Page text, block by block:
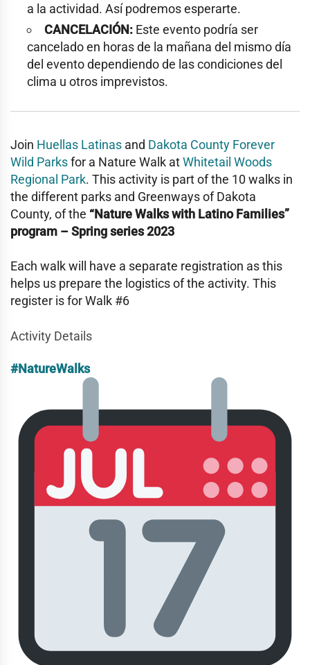
a la actividad. Así podremos esperarte.
CANCELACIÓN: Este evento podría ser
cancelado en horas de la mañana del mismo día
del evento dependiendo de las condiciones del
clima u otros imprevistos.
Join Huellas Latinas and Dakota County Forever
Wild Parksfor a Nature Walk atWhitetail Woods
Regional Park. This activity is part of the 10 walks in
the different parks and Greenways of Dakota
County, of the “Nature Walks with Latino Families”
program – Spring series 2023
Each walk will have a separate registration as this
helps us prepare the logistics of the activity. This
register is for Walk #6
Activity Details
#NatureWalks